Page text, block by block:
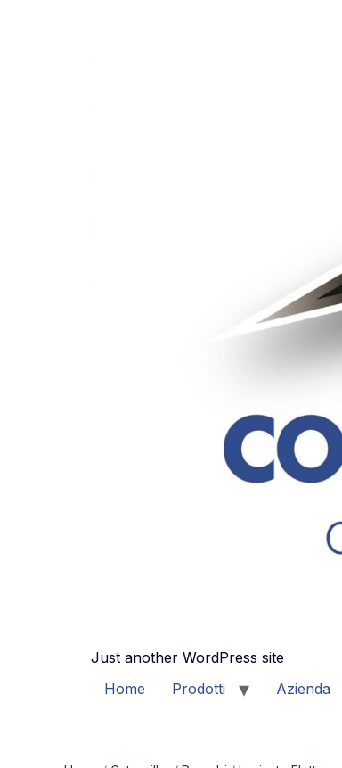
Just another WordPress site
Home
Prodotti Azienda